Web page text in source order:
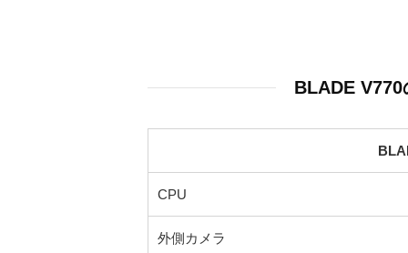
BLADE V770
CPU
外側カメラ